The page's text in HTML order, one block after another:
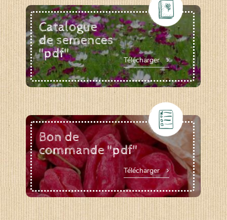
Catalogue
de semences
"pdf"
Télécharger
Bon de
commande "pdf"
Télécharger